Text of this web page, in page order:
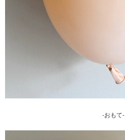
-おもて-